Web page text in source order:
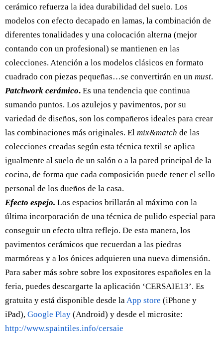
cerámico refuerza la idea durabilidad del suelo. Los
modelos con efecto decapado en lamas, la combinación de
diferentes tonalidades y una colocación alterna (mejor
contando con un profesional) se mantienen en las
colecciones. Atención a los modelos clásicos en formato
cuadrado con piezas pequeñas…se convertirán en un must.
Patchwork cerámico. Es una tendencia que continua
sumando puntos. Los azulejos y pavimentos, por su
variedad de diseños, son los compañeros ideales para crear
las combinaciones más originales. El mix&match de las
colecciones creadas según esta técnica textil se aplica
igualmente al suelo de un salón o a la pared principal de la
cocina, de forma que cada composición puede tener el sello
personal de los dueños de la casa.
Efecto espejo. Los espacios brillarán al máximo con la
última incorporación de una técnica de pulido especial para
conseguir un efecto ultra reflejo. De esta manera, los
pavimentos cerámicos que recuerdan a las piedras
marmóreas y a los ónices adquieren una nueva dimensión.
Para saber más sobre sobre los expositores españoles en la
feria, puedes descargarte la aplicación ‘CERSAIE13’. Es
gratuita y está disponible desde laApp store (iPhone y
iPad), Google Play (Android) y desde el microsite:
http://www.spaintiles.info/cersaie